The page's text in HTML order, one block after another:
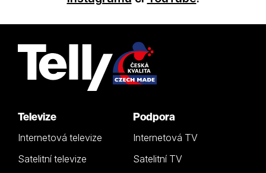
Televize
Internetová televize
Satelitní televize
Podpora
Internetová TV
Satelitní TV